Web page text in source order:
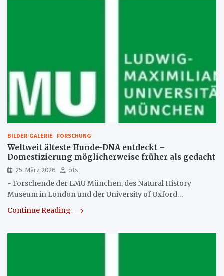
BILDER-GALERIE FORSCHUNG
Weltweit älteste Hunde-DNA entdeckt –
Domestizierung möglicherweise früher als gedacht
25. März 2026
ots
- Forschende der LMU München, des Natural History
Museum in London und der University of Oxford…
Continue Reading